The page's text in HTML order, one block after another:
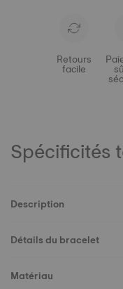
Retours
facile
Spécificités
Description
Détails du bracelet
Matériau